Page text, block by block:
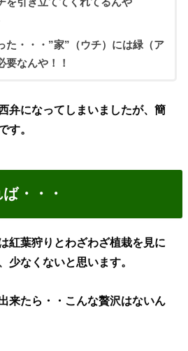
た・・・”家”（ウチ）には緑（ア
要なんや！！
弁になってしまいましたが、簡
す。
・・・
紅葉狩りとわざわざ植栽を見に
少なくないと思います。
来たら・・こんな贅沢はないん